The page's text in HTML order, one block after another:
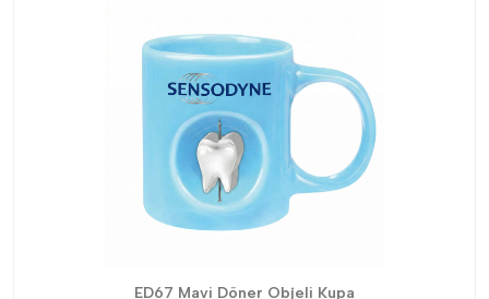
ED67 Mavi Döner Objeli Kupa